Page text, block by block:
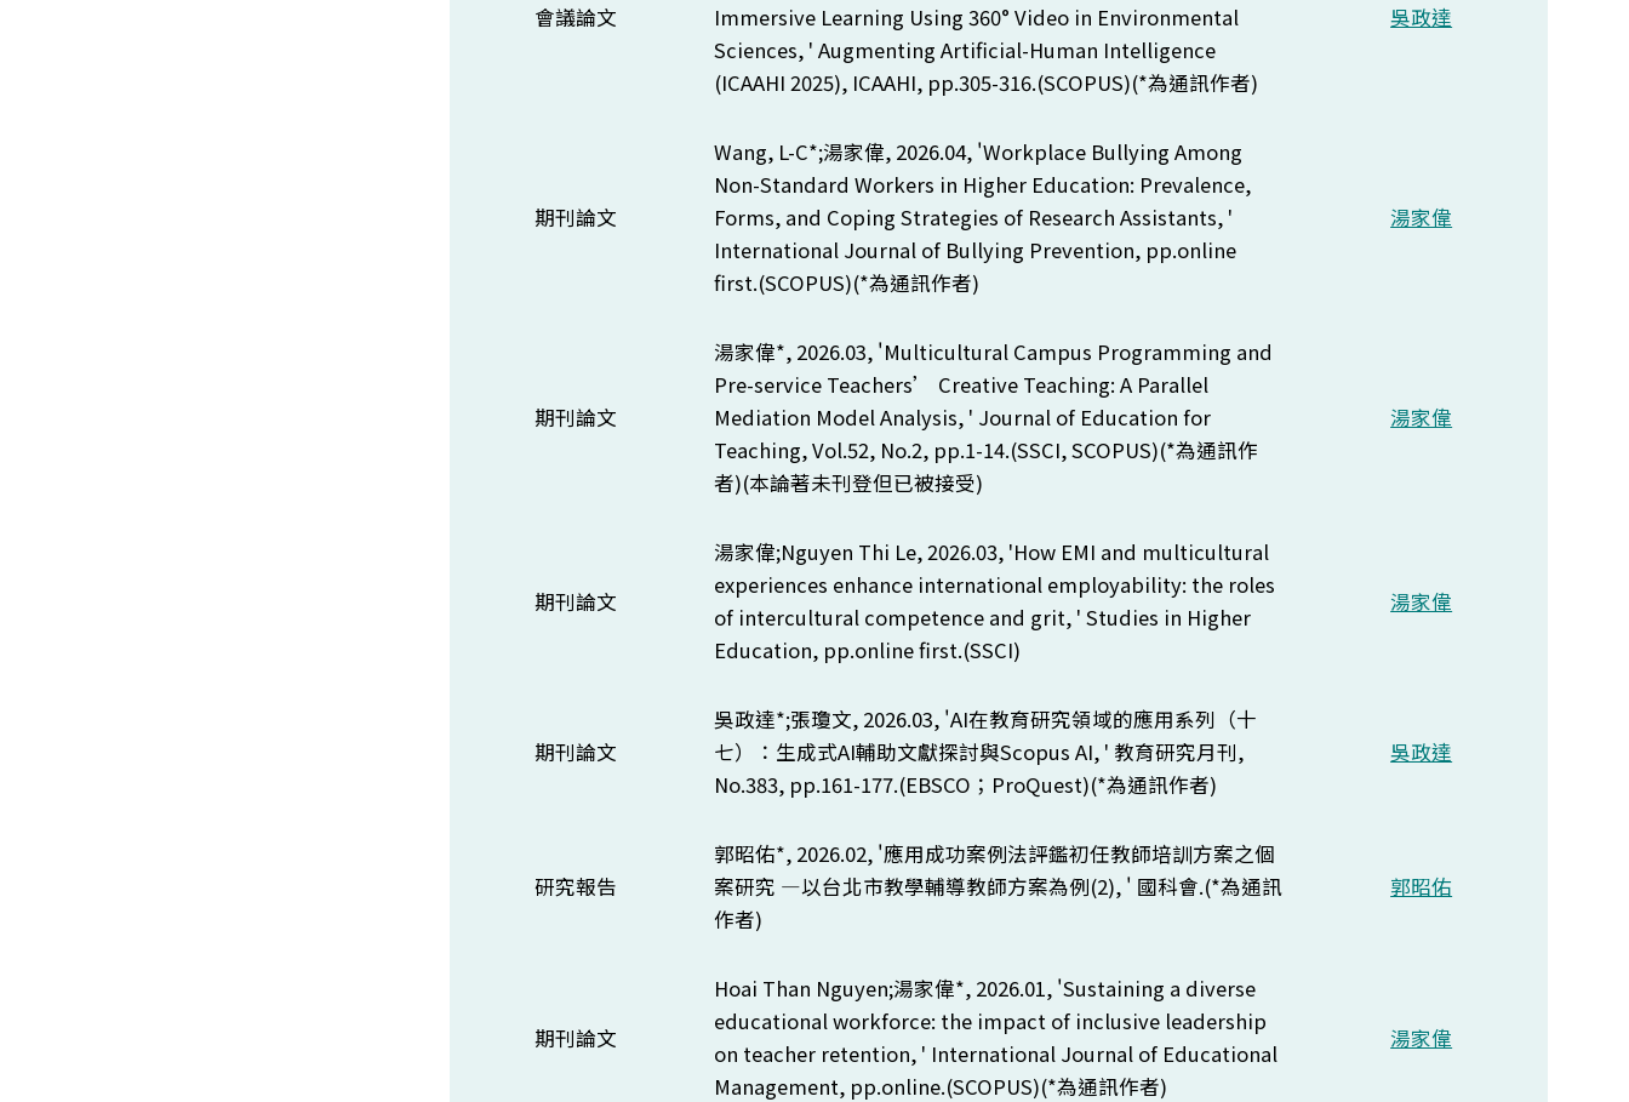
會議論文
Immersive Learning Using 360° Video in Environmental
Sciences, ' Augmenting Artificial-Human Intelligence
(ICAAHI 2025), ICAAHI, pp.305-316.(SCOPUS)(*為通訊作者)
吳政達
期刊論文
Wang, L-C*;湯家偉, 2026.04, 'Workplace Bullying Among
Non-Standard Workers in Higher Education: Prevalence,
Forms, and Coping Strategies of Research Assistants, '
International Journal of Bullying Prevention, pp.online
first.(SCOPUS)(*為通訊作者)
湯家偉
期刊論文
湯家偉*, 2026.03, 'Multicultural Campus Programming and
Pre-service Teachers’ Creative Teaching: A Parallel
Mediation Model Analysis, ' Journal of Education for
Teaching, Vol.52, No.2, pp.1-14.(SSCI, SCOPUS)(*為通訊作
者)(本論著未刊登但已被接受)
湯家偉
期刊論文
湯家偉;Nguyen Thi Le, 2026.03, 'How EMI and multicultural
experiences enhance international employability: the roles
of intercultural competence and grit, ' Studies in Higher
Education, pp.online first.(SSCI)
湯家偉
期刊論文
吳政達*;張瓊文, 2026.03, 'AI在教育研究領域的應用系列（十
七）：生成式AI輔助文獻探討與Scopus AI, ' 教育研究月刊,
No.383, pp.161-177.(EBSCO；ProQuest)(*為通訊作者)
吳政達
研究報告
郭昭佑*, 2026.02, '應用成功案例法評鑑初任教師培訓方案之個
案研究 —以台北市教學輔導教師方案為例(2), ' 國科會.(*為通訊
作者)
郭昭佑
期刊論文
Hoai Than Nguyen;湯家偉*, 2026.01, 'Sustaining a diverse
educational workforce: the impact of inclusive leadership
on teacher retention, ' International Journal of Educational
Management, pp.online.(SCOPUS)(*為通訊作者)
湯家偉